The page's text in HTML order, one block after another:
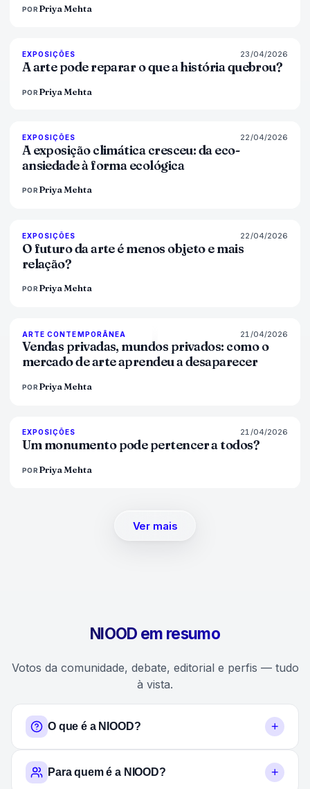
POR Priya Mehta
79% 56
EXPOSIÇÕES 23/04/2026
A arte pode reparar o que a história quebrou?
POR Priya Mehta
74% 44
EXPOSIÇÕES 22/04/2026
A exposição climática cresceu: da eco-
ansiedade à forma ecológica
POR Priya Mehta
% 117
EXPOSIÇÕES 22/04/2026
O futuro da arte é menos objeto e mais
relação?
POR Priya Mehta
72% 52
ARTE CONTEMPORÂNEA 21/04/2026
Vendas privadas, mundos privados: como o
mercado de arte aprendeu a desaparecer
POR Priya Mehta
77% 45
EXPOSIÇÕES 21/04/2026
Um monumento pode pertencer a todos?
POR Priya Mehta
Ver mais
NIOOD em resumo
Votos da comunidade, debate, editorial e perfis — tudo
à vista.
O que é a NIOOD? +
Para quem é a NIOOD? +